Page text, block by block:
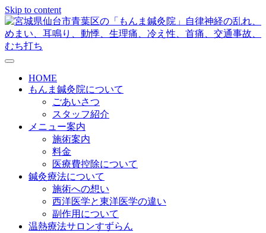
Skip to content
HOME
もんま鍼灸院について
ごあいさつ
スタッフ紹介
メニュー案内
施術案内
料金
医療費控除について
鍼灸療法について
施術への想い
西洋医学と東洋医学の違い
副作用について
温熱療法サロンすずらん